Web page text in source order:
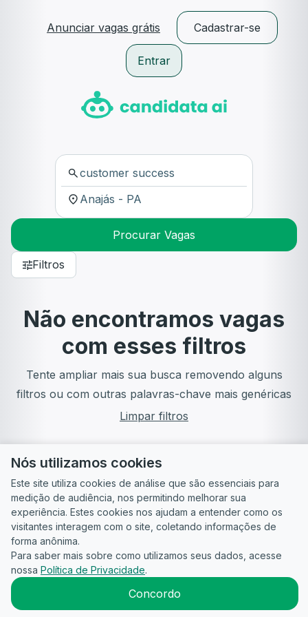
Anunciar vagas grátis Cadastrar-se
Entrar
Procurar Vagas
Filtros
Não encontramos vagas
com esses filtros
Tente ampliar mais sua busca removendo alguns
filtros ou com outras palavras-chave mais genéricas
Limpar filtros
Guia do
Candidato
Para
empresas
Política de
Privacidade
Termos
2026CandidataAI
Nós utilizamos cookies
Este site utiliza cookies de análise que são essenciais para
medição de audiência, nos permitindo melhorar sua
experiência. Estes cookies nos ajudam a entender como os
visitantes interagem com o site, coletando informações de
forma anônima.
Para saber mais sobre como utilizamos seus dados, acesse
nossa Política de Privacidade.
Concordo